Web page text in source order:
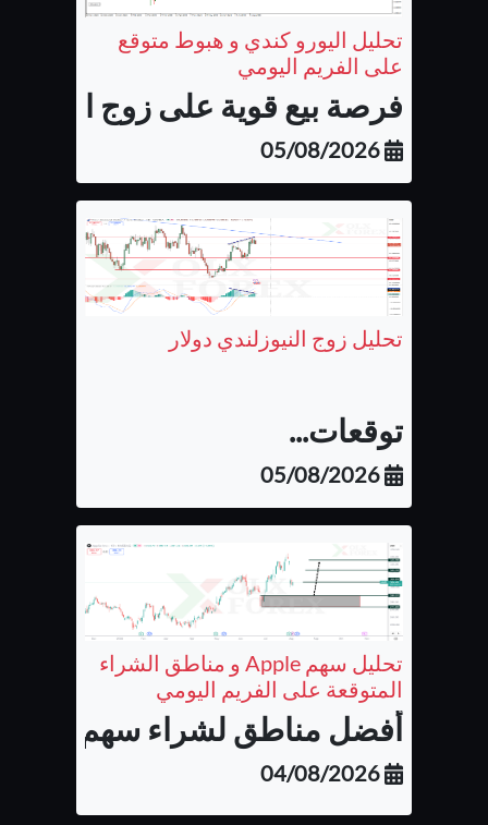
تحليل اليورو كندي و هبوط متوقع
على الفريم اليومي
فرصة بيع قوية على زوج اليورو
05/08/2026
تحليل زوج النيوزلندي دولار
توقعات...
05/08/2026
تحليل سهم Apple و مناطق الشراء
المتوقعة على الفريم اليومي
أفضل مناطق لشراء سهم شركة
04/08/2026